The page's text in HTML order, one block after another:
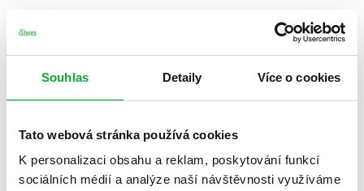
Souhlas Detaily Více o cookies
Tato webová stránka používá cookies
K personalizaci obsahu a reklam, poskytování funkcí
sociálních médií a analýze naší návštěvnosti využíváme